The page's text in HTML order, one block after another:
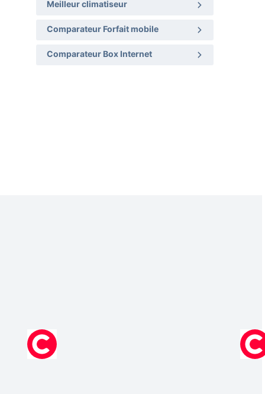
Meilleur climatiseur
Comparateur Forfait mobile
Comparateur Box Internet